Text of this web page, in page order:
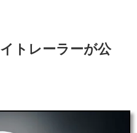
トレーラーが公